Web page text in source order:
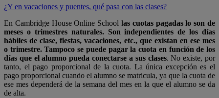
¿Y en vacaciones y puentes, qué pasa con las clases?
En Cambridge House Online School las cuotas pagadas lo son de
meses o trimestres naturales. Son independientes de los días
hábiles de clase, fiestas, vacaciones, etc., que existan en ese mes
o trimestre. Tampoco se puede pagar la cuota en función de los
días que el alumno pueda conectarse a sus clases. No existe, por
tanto, el pago proporcional de la cuota. La única excepción es el
pago proporcional cuando el alumno se matricula, ya que la cuota de
ese mes dependerá de la semana del mes en la que el alumno se da
de alta.